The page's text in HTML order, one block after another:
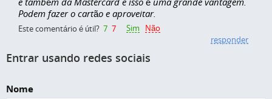
Podem fazer o cartão e aproveitar.
Este comentário é útil? 7 7 Sim
Não
responder
Entrar usando redes sociais
Nome